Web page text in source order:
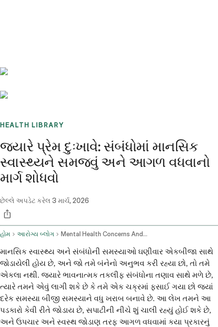
HEALTH LIBRARY
જ્યારે પ્રેમ દુઃખાવે: સંબંધોમાં માનસિક
સ્વાસ્થ્યને સમજવું અને આગળ વધવાનો
માર્ગ શોધવો
છેલ્લે અપડેટ કરેલ 3 માર્ચ, 2026
હોમ આરોગ્ય બ્લોગ Mental Health Concerns And Relationship Issues Support And Treatment
માનસિક સ્વાસ્થ્ય અને સંબંધોની સમસ્યાઓ ઘણીવાર એકબીજા સાથે
જોડાયેલી હોય છે, અને જો તમે બંનેનો અનુભવ કરી રહ્યા છો, તો તમે
એકલા નથી. જ્યારે ભાવનાત્મક તકલીફ સંબંધોના તણાવ સાથે મળે છે,
ત્યારે તમને એવું લાગી શકે છે કે તમે એક ચક્રમાં ફસાઈ ગયા છો જ્યાં
દરેક સમસ્યા બીજી સમસ્યાને વધુ ખરાબ બનાવે છે. આ લેખ તમને આ
પડકારો કેવી રીતે જોડાય છે, સપાટીની નીચે શું ચાલી રહ્યું હોઈ શકે છે,
અને ઉપચાર અને સ્વસ્થ જોડાણ તરફ આગળ વધવામાં કયા પ્રકારનું